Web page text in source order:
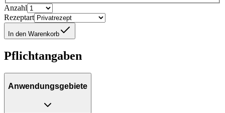
Anzahl
Rezeptart
In den Warenkorb
Pflichtangaben
Anwendungsgebiete